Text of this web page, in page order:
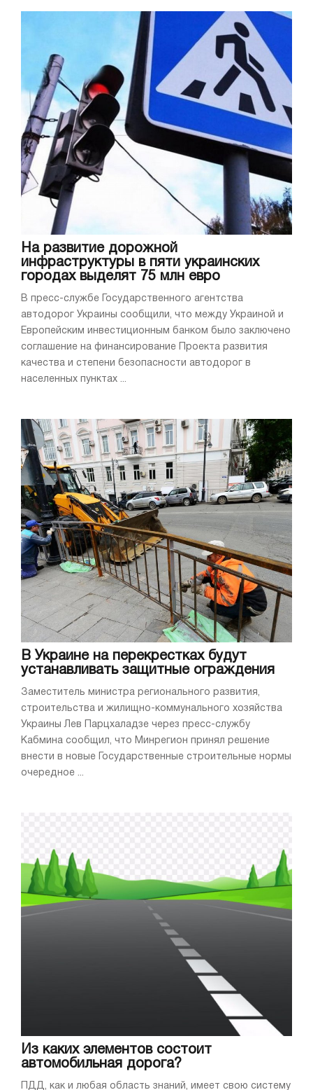
На развитие дорожной
инфраструктуры в пяти украинских
городах выделят 75 млн евро
В пресс-службе Государственного агентства
автодорог Украины сообщили, что между Украиной и
Европейским инвестиционным банком было заключено
соглашение на финансирование Проекта развития
качества и степени безопасности автодорог в
населенных пунктах ...
В Украине на перекрестках будут
устанавливать защитные ограждения
Заместитель министра регионального развития,
строительства и жилищно-коммунального хозяйства
Украины Лев Парцхаладзе через пресс-службу
Кабмина сообщил, что Минрегион принял решение
внести в новые Государственные строительные нормы
очередное ...
Из каких элементов состоит
автомобильная дорога?
ПДД, как и любая область знаний, имеет свою систему